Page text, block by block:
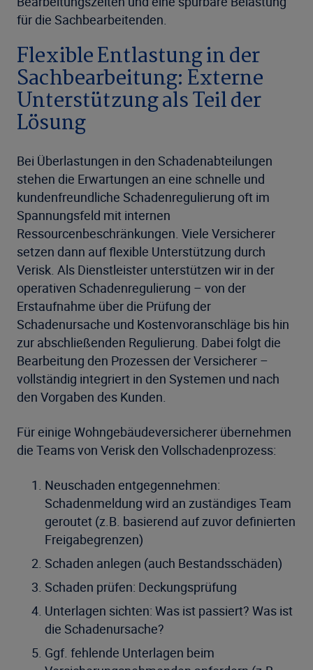
für die Sachbearbeitenden.
Flexible Entlastung in der
Sachbearbeitung: Externe
Unterstützung als Teil der
Lösung
Bei Überlastungen in den Schadenabteilungen
stehen die Erwartungen an eine schnelle und
kundenfreundliche Schadenregulierung oft im
Spannungsfeld mit internen
Ressourcenbeschränkungen. Viele Versicherer
setzen dann auf flexible Unterstützung durch
Verisk. Als Dienstleister unterstützen wir in der
operativen Schadenregulierung – von der
Erstaufnahme über die Prüfung der
Schadenursache und Kostenvoranschläge bis hin
zur abschließenden Regulierung. Dabei folgt die
Bearbeitung den Prozessen der Versicherer –
vollständig integriert in den Systemen und nach
den Vorgaben des Kunden.
Für einige Wohngebäudeversicherer übernehmen
die Teams von Verisk den Vollschadenprozess:
Neuschaden entgegennehmen:
Schadenmeldung wird an zuständiges Team
geroutet (z.B. basierend auf zuvor definierten
Freigabegrenzen)
Schaden anlegen (auch Bestandsschäden)
Schaden prüfen: Deckungsprüfung
Unterlagen sichten: Was ist passiert? Was ist
die Schadenursache?
Ggf. fehlende Unterlagen beim